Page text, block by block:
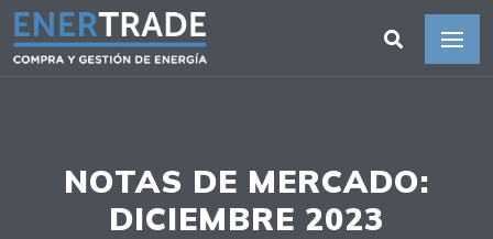
NOTAS DE MERCADO:
DICIEMBRE 2023